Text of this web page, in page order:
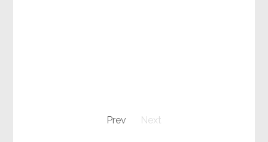
Prev Next